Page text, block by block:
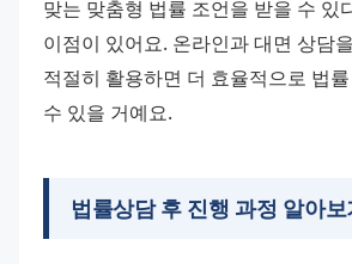
맞는 맞춤형 법률 조언을 받을 수 있
이점이 있어요. 온라인과 대면 상담
적절히 활용하면 더 효율적으로 법
수 있을 거예요.
법률상담 후 진행 과정 알아보